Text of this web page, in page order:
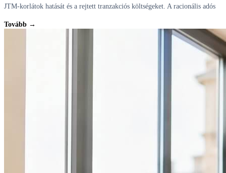
JTM-korlátok hatását és a rejtett tranzakciós költségeket. A racionális adós
Tovább →